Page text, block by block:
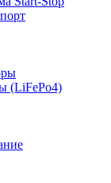
(LiFePo4)